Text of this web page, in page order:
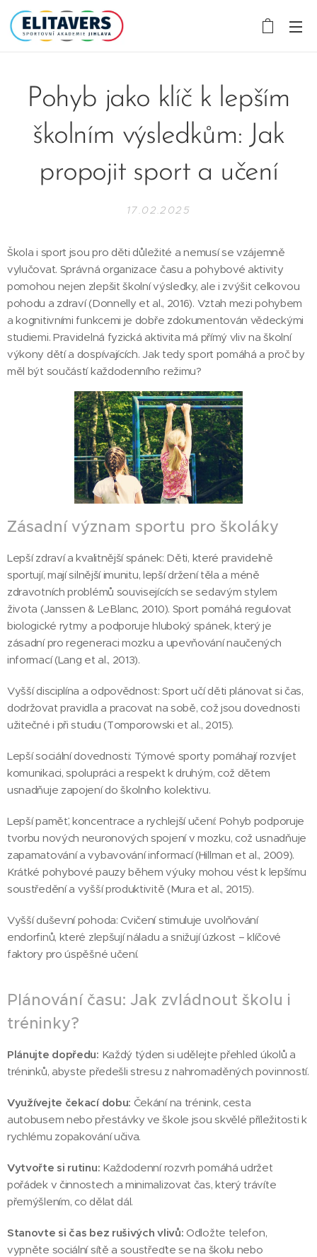
Pohyb jako klíč k lepším
školním výsledkům: Jak
propojit sport a učení
17.02.2025
Škola i sport jsou pro děti důležité a nemusí se vzájemně
vylučovat. Správná organizace času a pohybové aktivity
pomohou nejen zlepšit školní výsledky, ale i zvýšit celkovou
pohodu a zdraví (Donnelly et al., 2016). Vztah mezi pohybem
a kognitivními funkcemi je dobře zdokumentován vědeckými
studiemi. Pravidelná fyzická aktivita má přímý vliv na školní
výkony dětí a dospívajících. Jak tedy sport pomáhá a proč by
měl být součástí každodenního režimu?
Zásadní význam sportu pro školáky
Lepší zdraví a kvalitnější spánek: Děti, které pravidelně
sportují, mají silnější imunitu, lepší držení těla a méně
zdravotních problémů souvisejících se sedavým stylem
života (Janssen & LeBlanc, 2010). Sport pomáhá regulovat
biologické rytmy a podporuje hluboký spánek, který je
zásadní pro regeneraci mozku a upevňování naučených
informací (Lang et al., 2013).
Vyšší disciplína a odpovědnost: Sport učí děti plánovat si čas,
dodržovat pravidla a pracovat na sobě, což jsou dovednosti
užitečné i při studiu (Tomporowski et al., 2015).
Lepší sociální dovednosti: Týmové sporty pomáhají rozvíjet
komunikaci, spolupráci a respekt k druhým, což dětem
usnadňuje zapojení do školního kolektivu.
Lepší paměť, koncentrace a rychlejší učení: Pohyb podporuje
tvorbu nových neuronových spojení v mozku, což usnadňuje
zapamatování a vybavování informací (Hillman et al., 2009).
Krátké pohybové pauzy během výuky mohou vést k lepšímu
soustředění a vyšší produktivitě (Mura et al., 2015).
Vyšší duševní pohoda: Cvičení stimuluje uvolňování
endorfinů, které zlepšují náladu a snižují úzkost – klíčové
faktory pro úspěšné učení.
Plánování času: Jak zvládnout školu i
tréninky?
Plánujte dopředu: Každý týden si udělejte přehled úkolů a
tréninků, abyste předešli stresu z nahromaděných povinností.
Využívejte čekací dobu: Čekání na trénink, cesta
autobusem nebo přestávky ve škole jsou skvělé příležitosti k
rychlému zopakování učiva.
Vytvořte si rutinu: Každodenní rozvrh pomáhá udržet
pořádek v činnostech a minimalizovat čas, který trávíte
přemýšlením, co dělat dál.
Stanovte si čas bez rušivých vlivů: Odložte telefon,
vypněte sociální sítě a soustřeďte se na školu nebo